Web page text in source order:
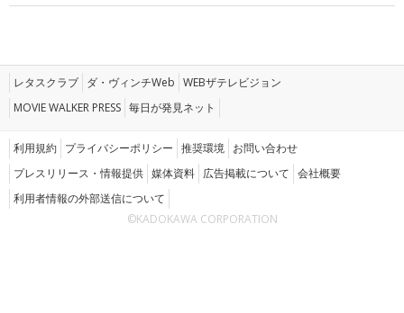
レタスクラブ ダ・ヴィンチWeb WEBザテレビジョン
MOVIE WALKER PRESS 毎日が発見ネット
利用規約 プライバシーポリシー 推奨環境 お問い合わせ
プレスリリース・情報提供 媒体資料 広告掲載について 会社概要
利用者情報の外部送信について
©KADOKAWA CORPORATION